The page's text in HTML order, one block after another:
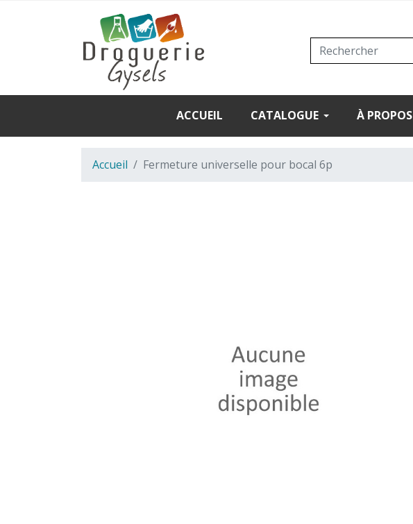
ACCUEIL CATALOGUE À PROPOS
Accueil Fermeture universelle pour bocal 6p